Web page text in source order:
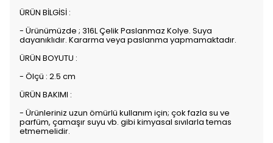
ÜRÜN BİLGİSİ :
- Ürünümüzde ; 316L Çelik Paslanmaz Kolye. Suya
dayanıklıdır. Kararma veya paslanma yapmamaktadır.
ÜRÜN BOYUTU :
- Ölçü : 2.5 cm
ÜRÜN BAKIMI :
- Ürünleriniz uzun ömürlü kullanım için; çok fazla su ve
parfüm, çamaşır suyu vb. gibi kimyasal sıvılarla temas
etmemelidir.